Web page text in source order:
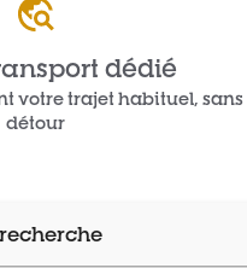
dédié
votre trajet habituel, sans
détour